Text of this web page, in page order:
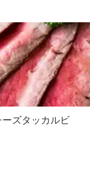
ズタッカルビ